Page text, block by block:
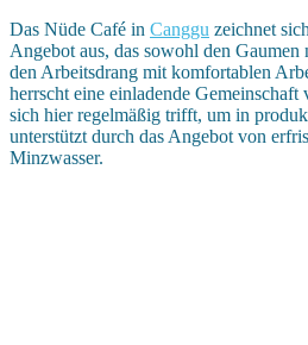
Das Nüde Café in Canggu zeichnet
Angebot aus, das sowohl den
den Arbeitsdrang mit komfortablen
herrscht eine einladende
sich hier regelmäßig trifft, um in
unterstützt durch das Angebot von
Minzwasser.